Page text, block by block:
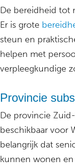
De bereidheid tot
Er is grote
steun en
helpen met
verpleegkundige
Provincie
De provincie
beschikbaar voor
belangrijk dat
kunnen wonen